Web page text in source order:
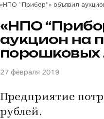
«НПО “Прибор”» объявил
«НПО
аукцион на
27 февраля 2019
Предприятие
рублей.